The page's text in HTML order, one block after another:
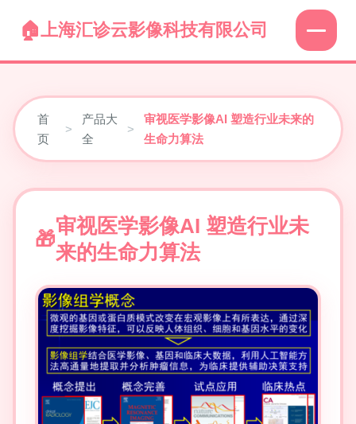
上海汇诊云影像科技有限公司
首
页
>
产品大
全
>
审视医学影像AI 塑造行业未来的
生命力算法
审视医学影像AI 塑造行业未
来的生命力算法